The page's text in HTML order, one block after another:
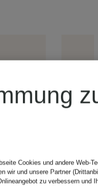
Cookies und andere Web-
wir und unsere Partner
zu verbessern und